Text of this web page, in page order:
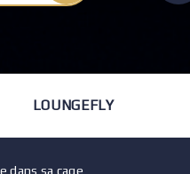
LOUNGEFLY
dans sa cage